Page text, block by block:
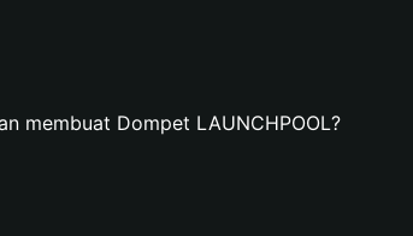
membuat Dompet LAUNCHPOOL?